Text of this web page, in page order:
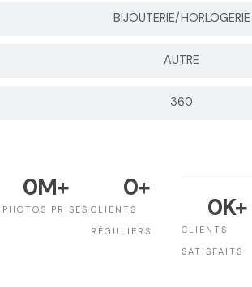
BIJOUTERIE/HORLOGERIE
AUTRE
360
PHOTOS PRISES
0M+
CLIENTS
RÉGULIERS
0+
CLIENTS
SATISFAITS
0K+